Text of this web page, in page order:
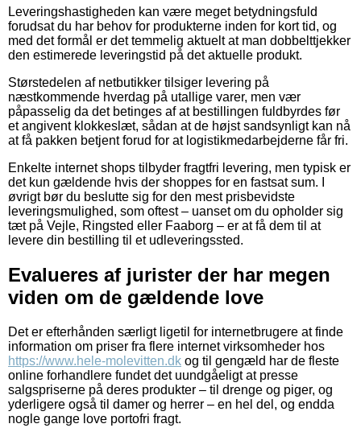
Leveringshastigheden kan være meget betydningsfuld
forudsat du har behov for produkterne inden for kort tid, og
med det formål er det temmelig aktuelt at man dobbelttjekker
den estimerede leveringstid på det aktuelle produkt.
Størstedelen af netbutikker tilsiger levering på
næstkommende hverdag på utallige varer, men vær
påpasselig da det betinges af at bestillingen fuldbyrdes før
et angivent klokkeslæt, sådan at de højst sandsynligt kan nå
at få pakken betjent forud for at logistikmedarbejderne får fri.
Enkelte internet shops tilbyder fragtfri levering, men typisk er
det kun gældende hvis der shoppes for en fastsat sum. I
øvrigt bør du beslutte sig for den mest prisbevidste
leveringsmulighed, som oftest – uanset om du opholder sig
tæt på Vejle, Ringsted eller Faaborg – er at få dem til at
levere din bestilling til et udleveringssted.
Evalueres af jurister der har megen
viden om de gældende love
Det er efterhånden særligt ligetil for internetbrugere at finde
information om priser fra flere internet virksomheder hos
https://www.hele-molevitten.dk og til gengæld har de fleste
online forhandlere fundet det uundgåeligt at presse
salgspriserne på deres produkter – til drenge og piger, og
yderligere også til damer og herrer – en hel del, og endda
nogle gange love portofri fragt.